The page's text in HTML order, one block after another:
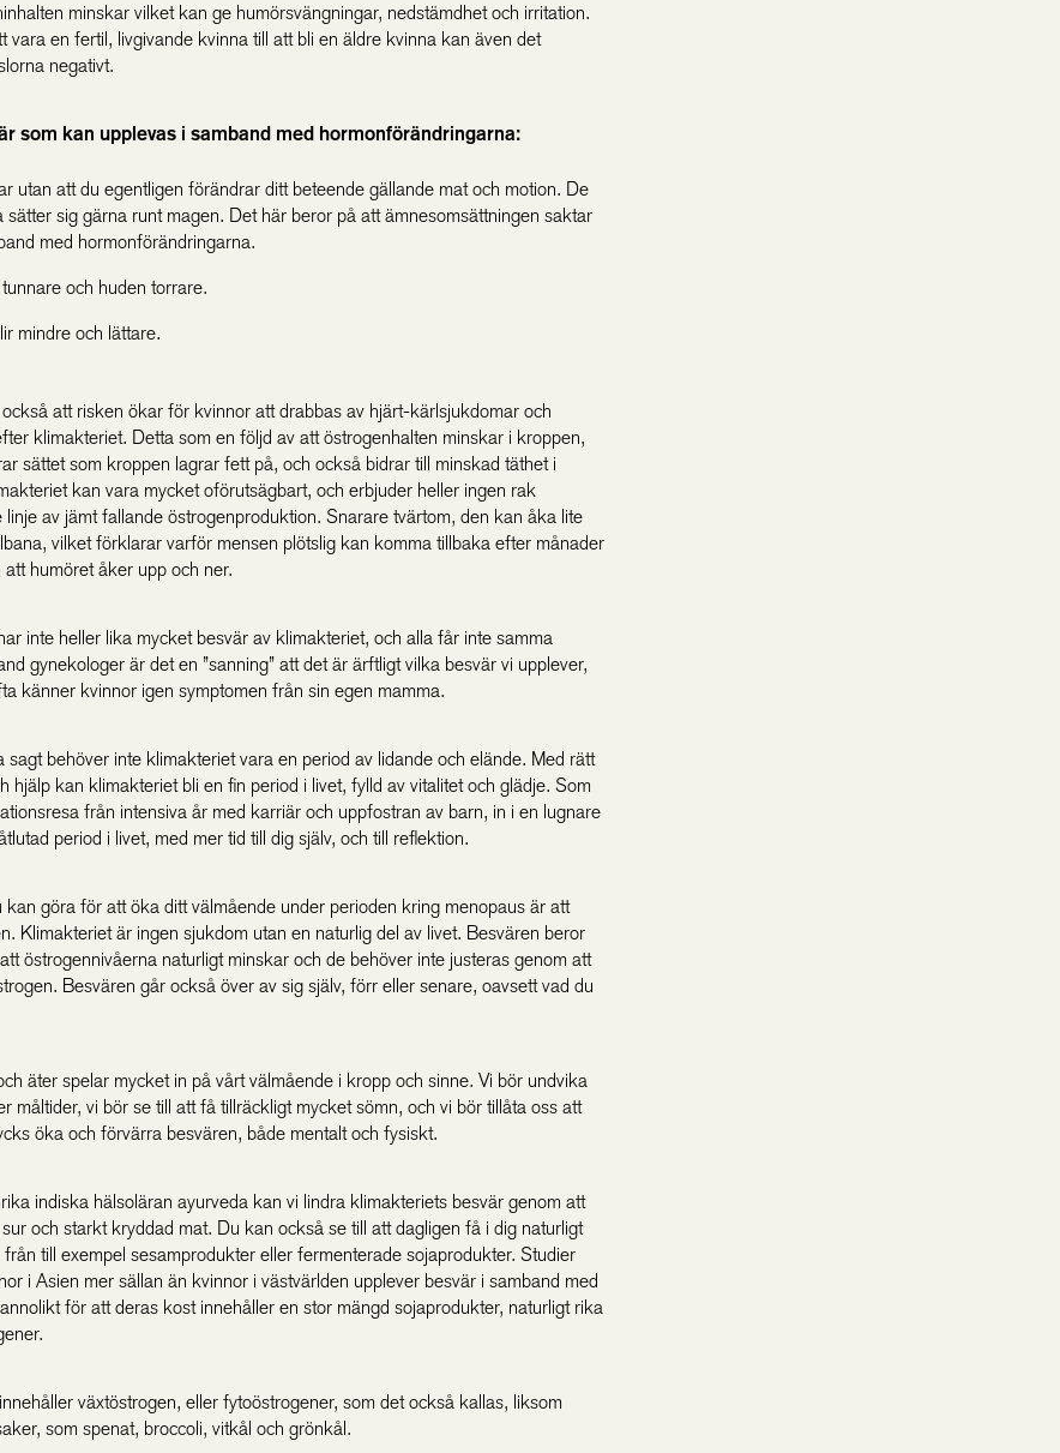
minskar vilket kan ge humörsvängningar, nedstämdhet och irritation.
vara en fertil, livgivande kvinna till att bli en äldre kvinna kan även det
negativt.
som kan upplevas i samband med hormonförändringarna:
utan att du egentligen förändrar ditt beteende gällande mat och motion. De
sätter sig gärna runt magen. Det här beror på att ämnesomsättningen saktar
med hormonförändringarna.
och huden torrare.
mindre och lättare.
att risken ökar för kvinnor att drabbas av hjärt-kärlsjukdomar och
klimakteriet. Detta som en följd av att östrogenhalten minskar i kroppen,
sättet som kroppen lagrar fett på, och också bidrar till minskad täthet i
kan vara mycket oförutsägbart, och erbjuder heller ingen rak
linje av jämt fallande östrogenproduktion. Snarare tvärtom, den kan åka lite
vilket förklarar varför mensen plötslig kan komma tillbaka efter månader
humöret åker upp och ner.
inte heller lika mycket besvär av klimakteriet, och alla får inte samma
gynekologer är det en ”sanning” att det är ärftligt vilka besvär vi upplever,
känner kvinnor igen symptomen från sin egen mamma.
sagt behöver inte klimakteriet vara en period av lidande och elände. Med rätt
hjälp kan klimakteriet bli en fin period i livet, fylld av vitalitet och glädje. Som
från intensiva år med karriär och uppfostran av barn, in i en lugnare
period i livet, med mer tid till dig själv, och till reflektion.
kan göra för att öka ditt välmående under perioden kring menopaus är att
Klimakteriet är ingen sjukdom utan en naturlig del av livet. Besvären beror
östrogennivåerna naturligt minskar och de behöver inte justeras genom att
Besvären går också över av sig själv, förr eller senare, oavsett vad du
äter spelar mycket in på vårt välmående i kropp och sinne. Vi bör undvika
måltider, vi bör se till att få tillräckligt mycket sömn, och vi bör tillåta oss att
öka och förvärra besvären, både mentalt och fysiskt.
indiska hälsoläran ayurveda kan vi lindra klimakteriets besvär genom att
och starkt kryddad mat. Du kan också se till att dagligen få i dig naturligt
till exempel sesamprodukter eller fermenterade sojaprodukter. Studier
i Asien mer sällan än kvinnor i västvärlden upplever besvär i samband med
för att deras kost innehåller en stor mängd sojaprodukter, naturligt rika
växtöstrogen, eller fytoöstrogener, som det också kallas, liksom
som spenat, broccoli, vitkål och grönkål.